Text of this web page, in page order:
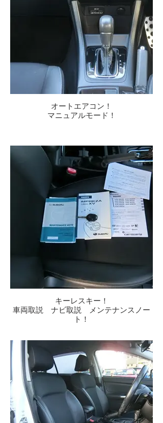
オートエアコン！
マニュアルモード！
キーレスキー！
車両取説 ナビ取説 メンテナンスノー
ト！